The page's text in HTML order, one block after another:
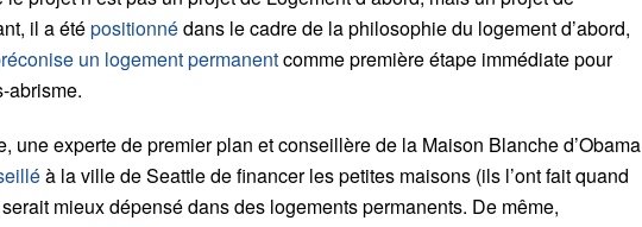
il a étépositionnédans le cadre de la philosophie du logement d’abord,
un logement permanentcomme première étape immédiate pour
abrisme.
une experte de premier plan et conseillère de la Maison Blanche d’Obama
à la ville de Seattle de financer les petites maisons (ils l’ont fait quand
mieux dépensé dans des logements permanents. De même,